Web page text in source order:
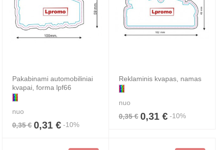
Pakabinami automobiliniai
kvapai, forma lpf66
nuo
0,35 € 0,31 € -10%
Reklaminis kvapas, namas
nuo
0,35 € 0,31 € -10%